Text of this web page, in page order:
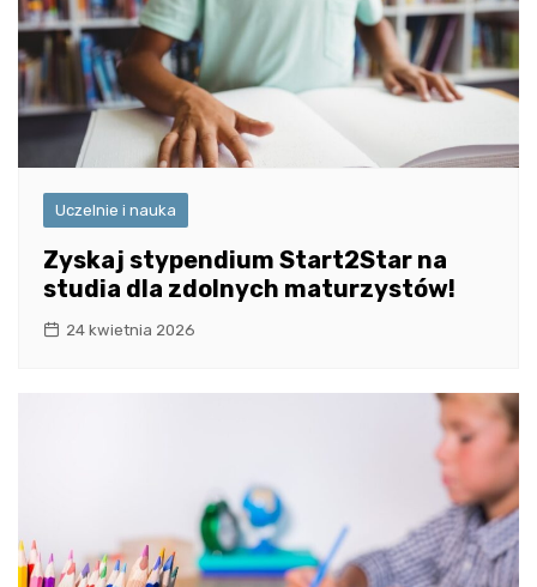
Uczelnie i nauka
Zyskaj stypendium Start2Star na
studia dla zdolnych maturzystów!
24 kwietnia 2026